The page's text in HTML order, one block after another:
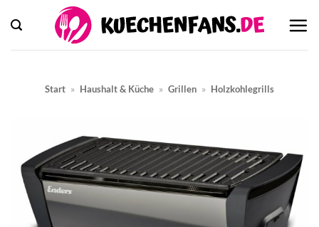
Inhalt
springen
Start » Haushalt & Küche » Grillen » Holzkohlegrills